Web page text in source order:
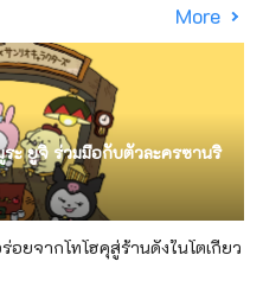
More
ะ ยูจิ ร่วมมือกับตัวละครซานริ
อยจากโทโฮคุสู่ร้านดังในโตเกียว